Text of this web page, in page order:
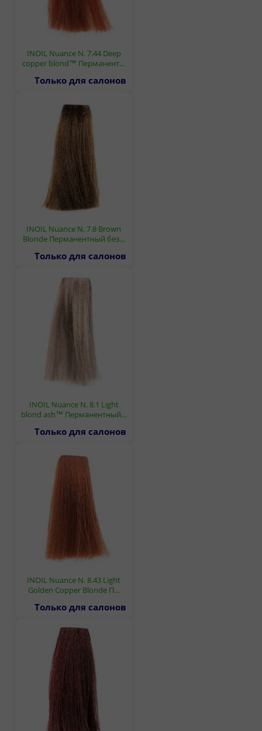
INOIL Nuance N. 7.44 Deep
copper blond™ Перманент…
Только для салонов
INOIL Nuance N. 7.8 Brown
Blonde Перманентный без…
Только для салонов
INOIL Nuance N. 8.1 Light
blond ash™ Перманентный…
Только для салонов
INOIL Nuance N. 8.43 Light
Golden Copper Blonde П…
Только для салонов